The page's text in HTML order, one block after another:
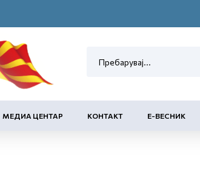
МЕДИА ЦЕНТАР КОНТАКТ Е-ВЕСНИК